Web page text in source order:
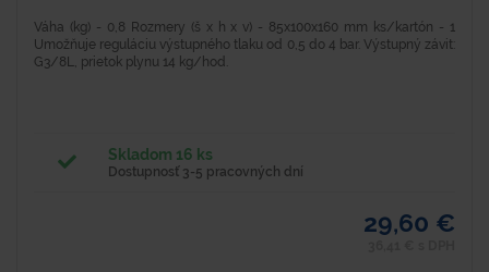
Váha (kg) - 0,8 Rozmery (š x h x v) - 85x100x160 mm ks/kartón - 1
Umožňuje reguláciu výstupného tlaku od 0,5 do 4 bar. Výstupný závit:
G3/8L, prietok plynu 14 kg/hod.
Skladom 16 ks
Dostupnosť 3-5 pracovných dní
29,60 €